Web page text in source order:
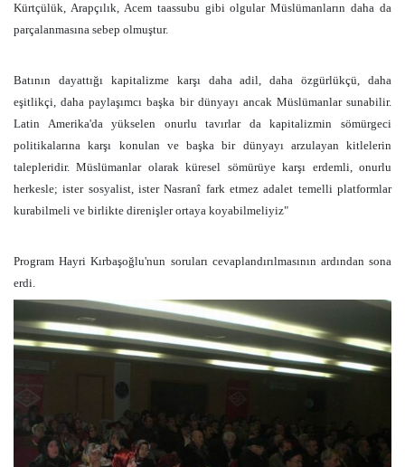
Kürtçülük, Arapçılık, Acem taassubu gibi olgular Müslümanların daha da
parçalanmasına sebep olmuştur.
Batının dayattığı kapitalizme karşı daha adil, daha özgürlükçü, daha
eşitlikçi, daha paylaşımcı başka bir dünyayı ancak Müslümanlar sunabilir.
Latin Amerika'da yükselen onurlu tavırlar da kapitalizmin sömürgeci
politikalarına karşı konulan ve başka bir dünyayı arzulayan kitlelerin
talepleridir. Müslümanlar olarak küresel sömürüye karşı erdemli, onurlu
herkesle; ister sosyalist, ister Nasranî fark etmez adalet temelli platformlar
kurabilmeli ve birlikte direnişler ortaya koyabilmeliyiz"
Program Hayri Kırbaşoğlu'nun soruları cevaplandırılmasının ardından sona
erdi.